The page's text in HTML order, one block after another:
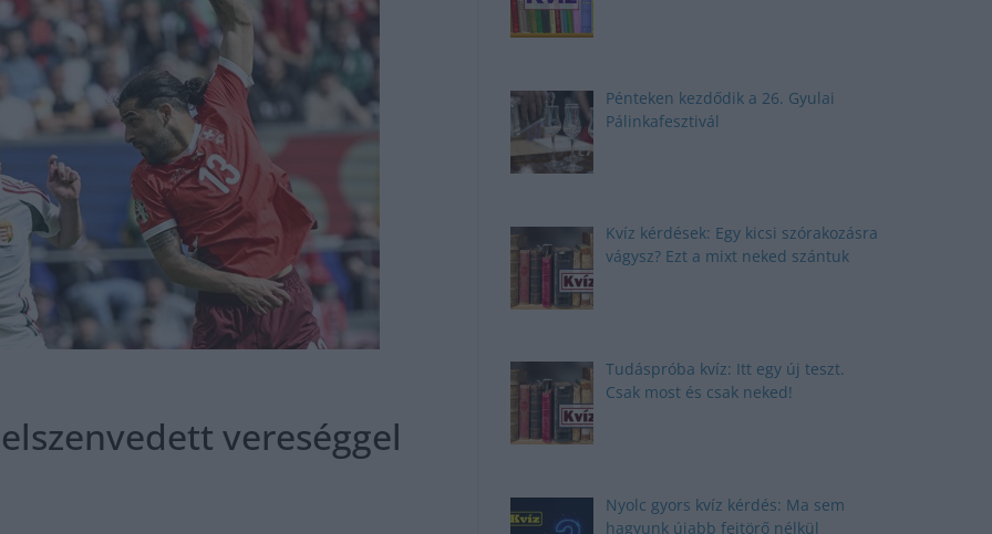
vereséggel
Pénteken kezdődik a 26. Gyulai
Pálinkafesztivál
Kvíz kérdések: Egy kicsi szórakozásra
vágysz? Ezt a mixt neked szántuk
Tudáspróba kvíz: Itt egy új teszt.
Csak most és csak neked!
Nyolc gyors kvíz kérdés: Ma sem
hagyunk újabb fejtörő nélkül